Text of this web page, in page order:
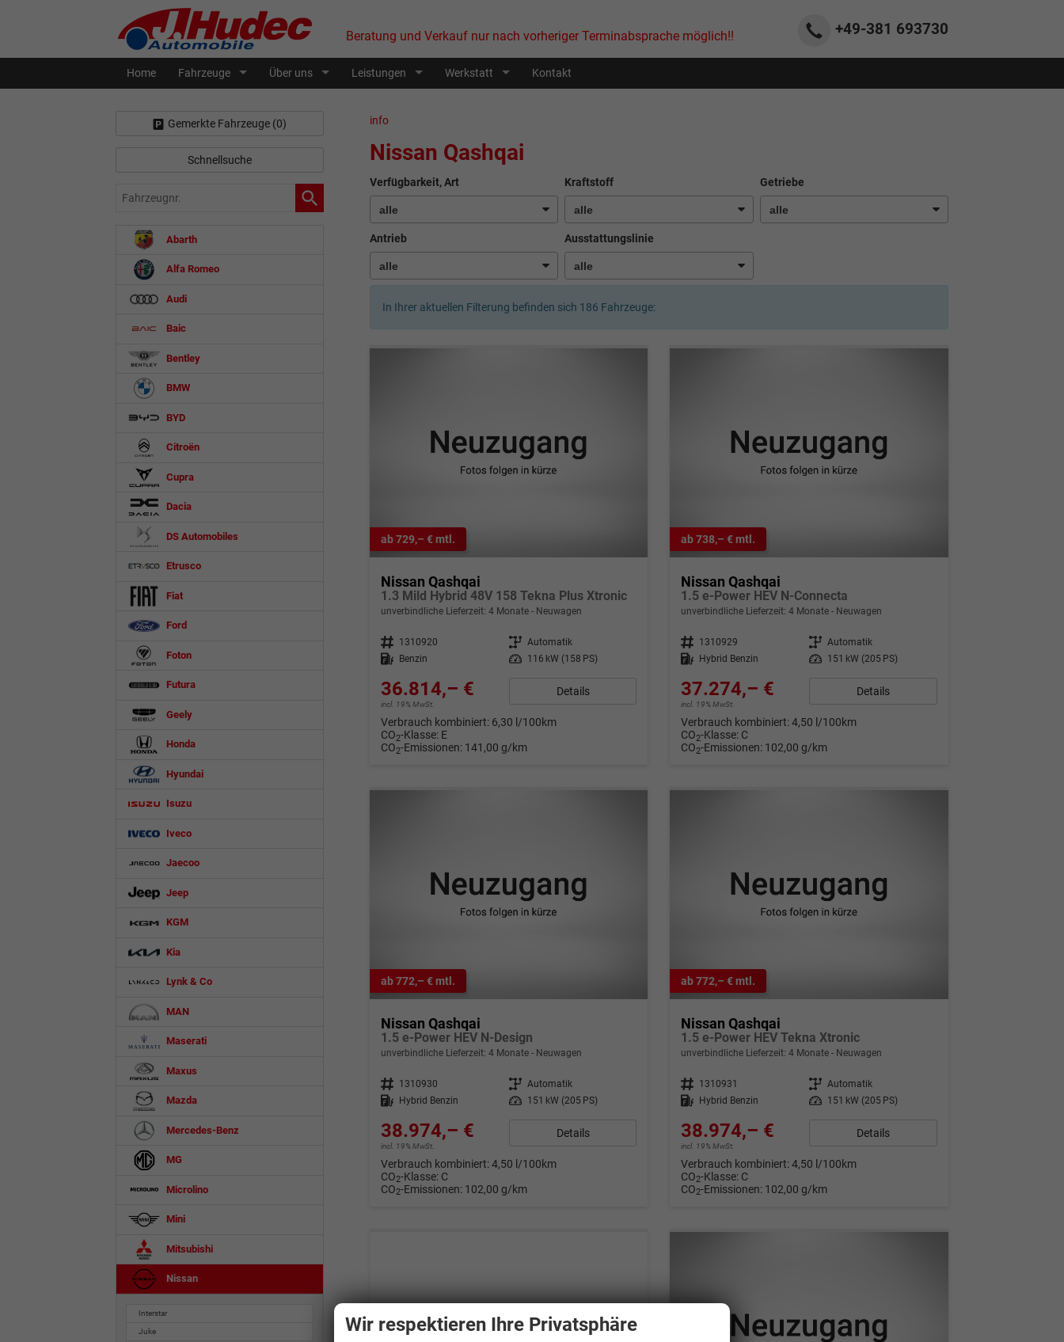
+49-381 693730
Beratung und Verkauf nur nach vorheriger Terminabsprache möglich!!
Home Fahrzeuge Über uns Leistungen Werkstatt Kontakt
info
Nissan Qashqai
Verfügbarkeit, Art Kraftstoff Getriebe
Antrieb Ausstattungslinie
In Ihrer aktuellen Filterung befinden sich 186 Fahrzeuge:
ab 729,– € mtl.
Nissan Qashqai
1.3 Mild Hybrid 48V 158 Tekna Plus Xtronic
unverbindliche Lieferzeit: 4 Monate Neuwagen
Fahrzeugnr. 1310920 Getriebe Automatik
Kraftstoff
Benzin Leistung 116 kW (158 PS)
36.814,– €
incl. 19% MwSt.
Details
Verbrauch kombiniert: 6,30 l/100km
CO2-Klasse: E
CO2-Emissionen: 141,00 g/km
ab 738,– € mtl.
Nissan Qashqai
1.5 e-Power HEV N-Connecta
unverbindliche Lieferzeit:4 Monate Neuwagen
Fahrzeugnr. 1310929 Getriebe Automatik
Kraftstoff
Hybrid Benzin Leistung 151 kW (205 PS)
37.274,– €
incl. 19% MwSt.
Details
Verbrauch kombiniert:4,50 l/100km
CO2-Klasse: C
CO2-Emissionen: 102,00 g/km
ab 772,– € mtl.
Nissan Qashqai
1.5 e-Power HEV N-Design
unverbindliche Lieferzeit: 4 Monate Neuwagen
Fahrzeugnr. 1310930 Getriebe Automatik
Kraftstoff Hybrid Benzin Leistung 151 kW (205 PS)
38.974,– €
incl. 19% MwSt.
Details
Verbrauch kombiniert:4,50 l/100km
CO2-Klasse: C
CO2-Emissionen: 102,00 g/km
ab 772,– € mtl.
Nissan Qashqai
1.5 e-Power HEV Tekna Xtronic
unverbindliche Lieferzeit:4 Monate Neuwagen
Fahrzeugnr. 1310931 Getriebe Automatik
Kraftstoff Hybrid Benzin Leistung 151 kW (205 PS)
38.974,– €
incl. 19% MwSt.
Details
Verbrauch kombiniert:4,50 l/100km
CO2-Klasse: C
CO2-Emissionen: 102,00 g/km
Gemerkte Fahrzeuge (0)
Schnellsuche
Fahrzeugnr.
Abarth
Alfa Romeo
Audi
Baic
Bentley
BMW
BYD
Citroën
Cupra
Dacia
DS Automobiles
Etrusco
Fiat
Ford
Foton
Futura
Geely
Honda
Hyundai
Isuzu
Iveco
Jaecoo
Jeep
KGM
Kia
Lynk & Co
MAN
Maserati
Maxus
Mazda
Mercedes-Benz
MG
Microlino
Mini
Mitsubishi
Nissan
Interstar
Juke Wir respektieren Ihre Privatsphäre